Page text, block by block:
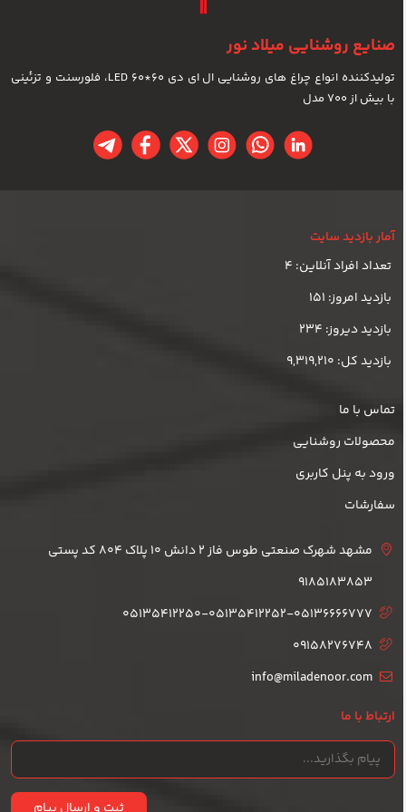
صنایع روشنایی میلاد نور
تولیدکننده انواع چراغ های روشنایی ال ای دی LED 60*60، فلورسنت و تزئینی
با بیش از 700 مدل
آمار بازدید سایت
تعداد افراد آنلاین: 4
بازدید امروز: 151
بازدید دیروز: 234
بازدید کل: 9,319,210
تماس با ما
محصولات روشنایی
ورود به پنل کاربری
سفارشات
مشهد شهرک صنعتی طوس فاز 2 دانش 10 پلاک 804 کد پستی
9185183853
05135412250-05135412252-05136666777
09158276748
info@miladenoor.com
ارتباط با ما
ثبت و ارسال پیام